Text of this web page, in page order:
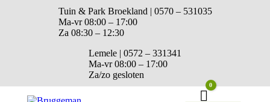
Tuin & Park Broekland | 0570 – 531035
Ma-vr 08:00 – 17:00
Za 08:30 – 12:30
Lemele | 0572 – 331341
Ma-vr 08:00 – 17:00
Za/zo gesloten
Winkelwagen
0